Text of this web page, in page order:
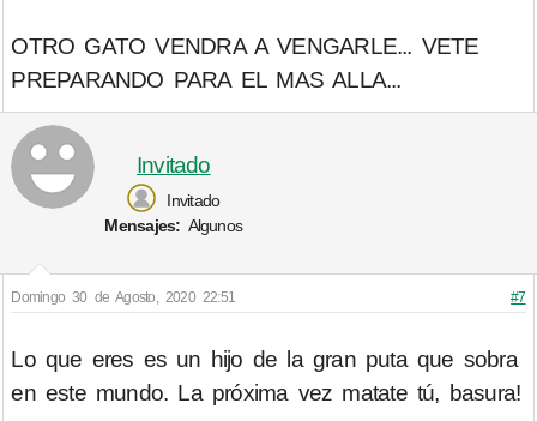
OTRO GATO VENDRA A VENGARLE... VETE
PREPARANDO PARA EL MAS ALLA...
Invitado
Invitado
Mensajes: Algunos
Domingo 30 de Agosto, 2020 22:51 #7
Lo que eres es un hijo de la gran puta que sobra
en este mundo. La próxima vez matate tú, basura!